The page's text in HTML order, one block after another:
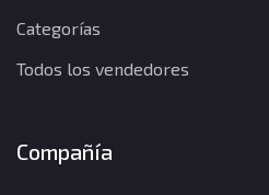
Categorías
Todos los vendedores
Compañía